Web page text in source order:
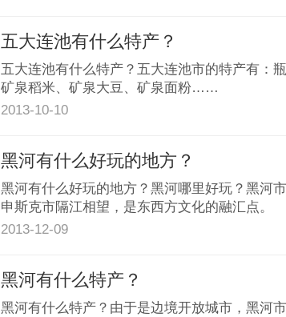
五大连池有什么特产？
五大连池有什么特产？五大连池市的特产有：
矿泉稻米、矿泉大豆、矿泉面粉……
2013-10-10
黑河有什么好玩的地方？
黑河有什么好玩的地方？黑河哪里好玩？黑河
申斯克市隔江相望，是东西方文化的融汇点。
2013-12-09
黑河有什么特产？
黑河有什么特产？由于是边境开放城市，黑河